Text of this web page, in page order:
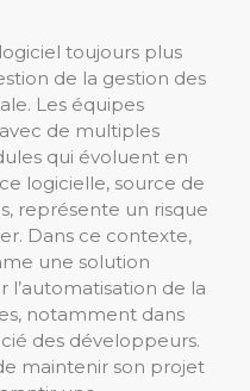
toujours plus
de la gestion des
Les équipes
de multiples
qui évoluent en
logicielle, source de
représente un risque
Dans ce contexte,
une solution
l’automatisation de la
notamment dans
des développeurs.
maintenir son projet